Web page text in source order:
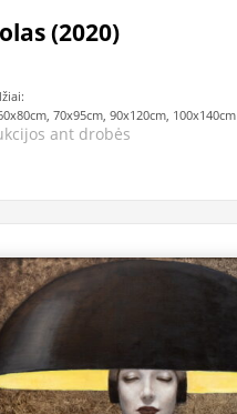
(2020)
70x95cm, 90x120cm, 100x140cm
ant drobės